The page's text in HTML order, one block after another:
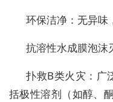
环保洁净：无异味
抗溶性水成膜泡沫
扑救B类火灾：广
括极性溶剂（如醇、